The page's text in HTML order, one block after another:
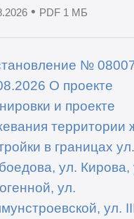
• PDF 1 МБ
№
О проекте
и проекте
территории
в границах ул.
ул. Кирова,
ул.
ул.